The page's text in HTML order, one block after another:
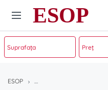
ESOP
ESOP Oferte inchirieri spatii de